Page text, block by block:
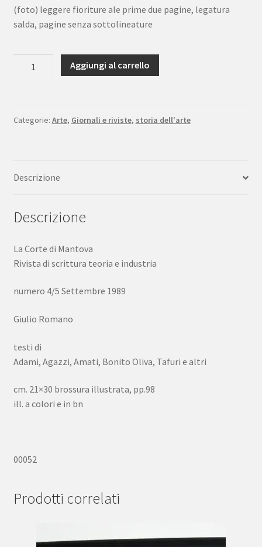
(foto) leggere fioriture ale prime due pagine, legatura
salda, pagine senza sottolineature
Rivista
e
Romano
quantità
Aggiungi al carrello
Categorie: Arte, Giornali e riviste, storia dell'arte
Descrizione
Descrizione
La Corte di Mantova
Rivista di scrittura teoria e industria
numero 4/5 Settembre 1989
Giulio Romano
testi di
Adami, Agazzi, Amati, Bonito Oliva, Tafuri e altri
cm. 21×30 brossura illustrata, pp.98
ill. a colori e in bn
00052
Prodotti correlati